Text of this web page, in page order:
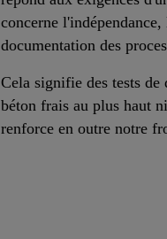
concerne
documentation des
Cela signifie des tests
béton frais au plus haut
renforce en outre notre